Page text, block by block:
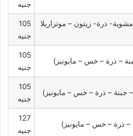
جنيه
ذرة- زيتون – موتزاريلا
105
جنيه
– ذرة – خس – مايونيز)
105
جنيه
– ذرة – خس – مايونيز)
105
جنيه
– ذرة – خس – مايونيز)
127
جنيه